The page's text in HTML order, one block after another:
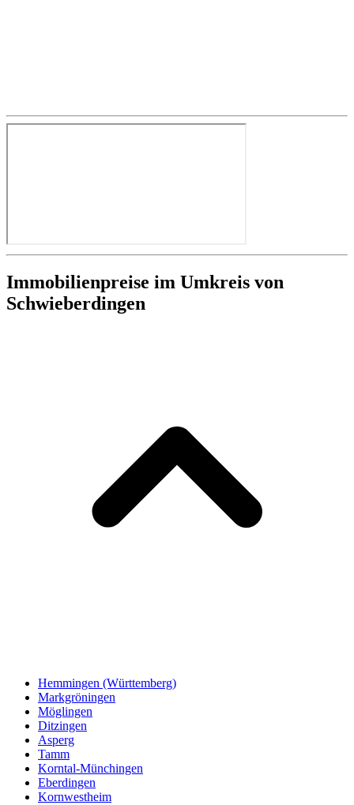
Immobilienpreise im Umkreis von
Schwieberdingen
Hemmingen (Württemberg)
Markgröningen
Möglingen
Ditzingen
Asperg
Tamm
Korntal-Münchingen
Eberdingen
Kornwestheim